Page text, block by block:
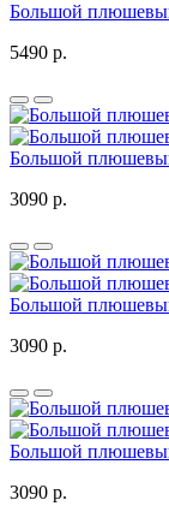
Большой
5490 р.
Большой
3090 р.
Большой
3090 р.
Большой
3090 р.